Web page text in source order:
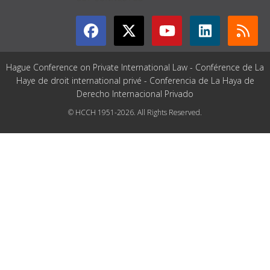
Hague Conference on Private International Law - Conférence de La
Haye de droit international privé - Conferencia de La Haya de
Derecho Internacional Privado
© HCCH 1951-2026. All Rights Reserved.